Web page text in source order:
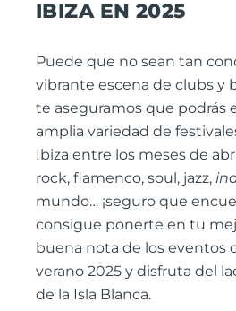
IBIZA EN 2025
Puede que no sean tan
vibrante escena de clubs y
te aseguramos que podrás
amplia variedad de
Ibiza entre los meses de
rock, flamenco, soul, jazz,
mundo… ¡seguro que
consigue ponerte en tu
buena nota de los eventos
verano 2025 y disfruta del
de la Isla Blanca.